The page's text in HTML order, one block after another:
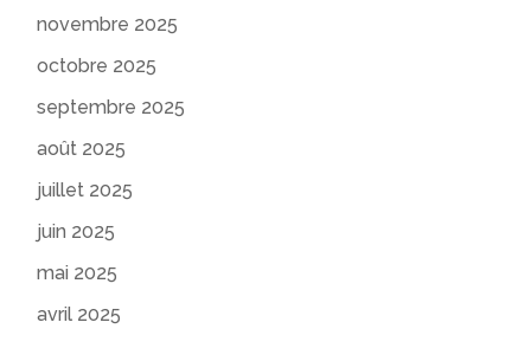
novembre 2025
octobre 2025
septembre 2025
août 2025
juillet 2025
juin 2025
mai 2025
avril 2025